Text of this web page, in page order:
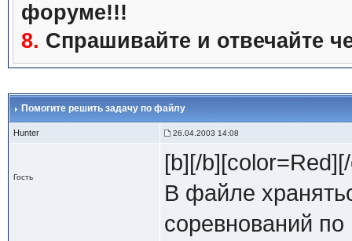
форуме!!!
8. Спрашивайте и отвечайте
Помогите решить задачу по файлу
Hunter 26.04.2003 14:08
Гость
[b][/
В файле
соревнований